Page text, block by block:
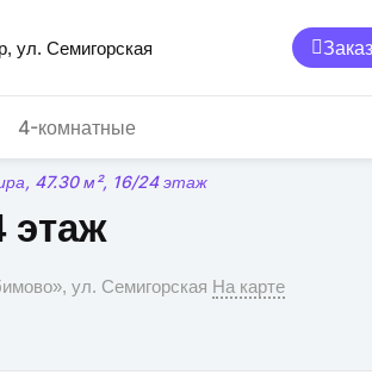
ул. Семигорская
4-комнатные
47.30 м², 16/24 этаж
этаж
ул. Семигорская На карте